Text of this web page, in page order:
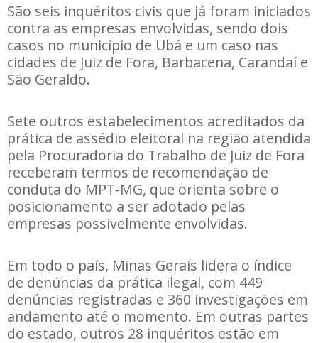
São seis inquéritos civis que já foram iniciados
contra as empresas envolvidas, sendo dois
casos no município de Ubá e um caso nas
cidades de Juiz de Fora, Barbacena, Carandaí e
São Geraldo.
Sete outros estabelecimentos acreditados da
prática de assédio eleitoral na região atendida
pela Procuradoria do Trabalho de Juiz de Fora
receberam termos de recomendação de
conduta do MPT-MG, que orienta sobre o
posicionamento a ser adotado pelas
empresas possivelmente envolvidas.
Em todo o país, Minas Gerais lidera o índice
de denúncias da prática ilegal, com 449
denúncias registradas e 360 investigações em
andamento até o momento. Em outras partes
do estado, outros 28 inquéritos estão em